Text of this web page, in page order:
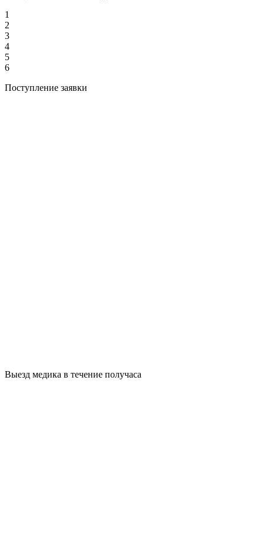
1
2
3
4
5
6
Поступление заявки
Выезд медика в течение получаса